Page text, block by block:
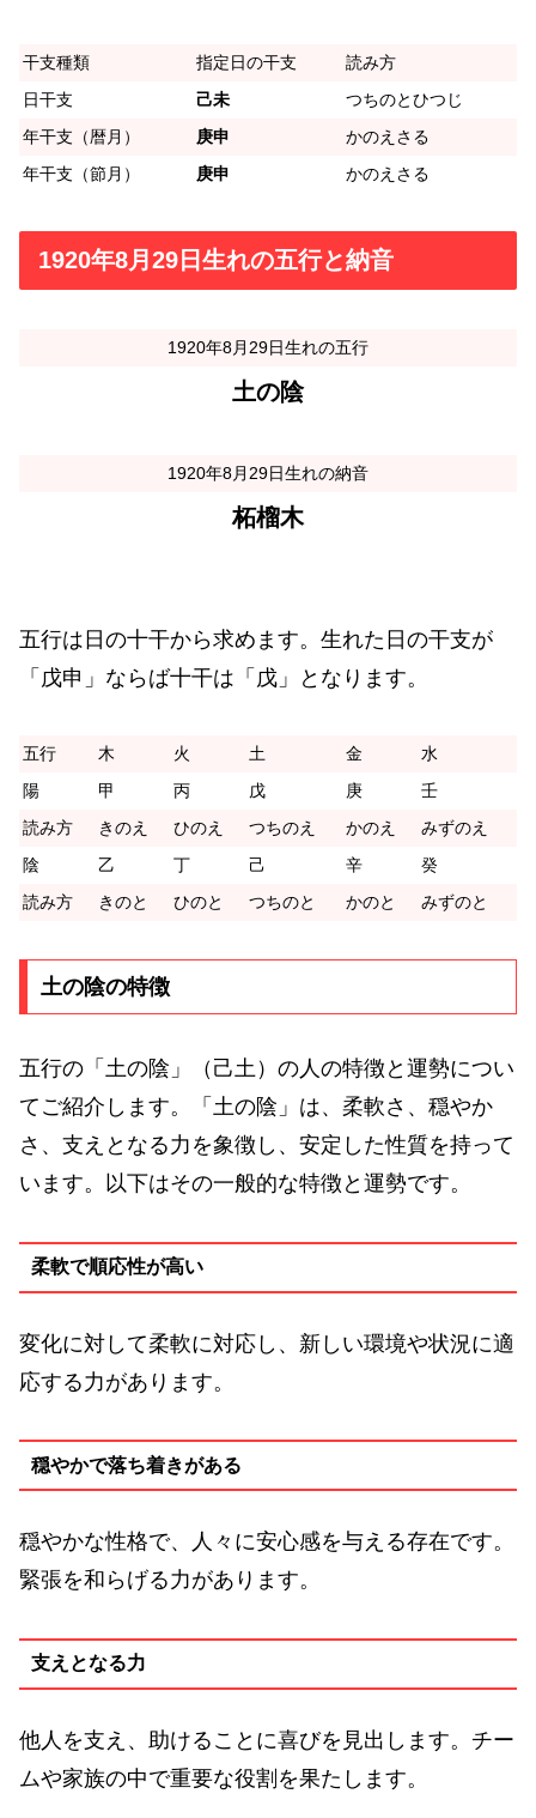
干支種類 指定日の干支
読み方
日干支
己未
つちのとひつじ
年干支（暦月）
庚申
かのえさる
年干支（節月）
庚申 かのえさる
1920年8月29日生れの五行と納音
1920年8月29日生れの五行
土の陰
1920年8月29日生れの納音
柘榴木
五行は日の十干から求めます。生れた日の干支が
「戊申」ならば十干は「戊」となります。
五行 木 火 土 金
水
陽
甲 丙 戊 庚
壬
読み方
きのえ ひのえ つちのえ かのえ
みずのえ
陰
乙 丁 己 辛
癸
読み方
きのと ひのと つちのと かのと みずのと
土の陰の特徴
五行の「土の陰」（己土）の人の特徴と運勢につい
てご紹介します。「土の陰」は、柔軟さ、穏やか
さ、支えとなる力を象徴し、安定した性質を持って
います。以下はその一般的な特徴と運勢です。
柔軟で順応性が高い
変化に対して柔軟に対応し、新しい環境や状況に適
応する力があります。
穏やかで落ち着きがある
穏やかな性格で、人々に安心感を与える存在です。
緊張を和らげる力があります。
支えとなる力
他人を支え、助けることに喜びを見出します。チー
ムや家族の中で重要な役割を果たします。